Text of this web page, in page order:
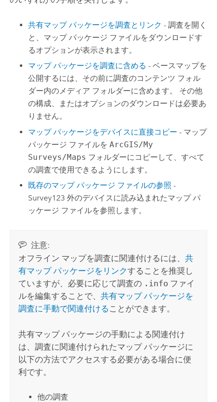
共有マップ パッケージを調査とリンク - 調査を開く
と、マップ パッケージ ファイルをダウンロードす
るオプションが表示されます。
マップ パッケージを調査に含める - ベースマップを
公開するには、その前に調査のコンテンツ フォル
ダー内のメディア フォルダーに含めます。 その他
の構成、またはオプションのダウンロードは必要あ
りません。
マップ パッケージをデバイスに直接コピー - マップ
パッケージ ファイルをArcGIS/My
Surveys/Maps フォルダーにコピーして、すべて
の調査で使用できるようにします。
既存のマップ パッケージ ファイルの参照 -
Survey123 外のデバイスに読み込まれたマップ パ
ッケージ ファイルを参照します。
注意:
オフライン マップを調査に関連付けるには、共
有マップ パッケージをリンクすることを推奨し
ていますが、必要に応じて調査の .info ファイ
ルを編集することで、共有マップ パッケージを
調査に手動で関連付ける ことができます。
共有マップ パッケージの手動による関連付け
は、調査に関連付けられたマップ パッケージに
以下の方法でアクセスする必要がある場合に便
利です。
他の調査